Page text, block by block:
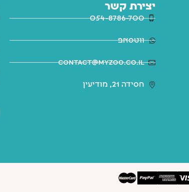
יצירת קשר
054-8786-700
ווטסאפ
contact@myzoo.co.il
חסידה 21, מודיעין